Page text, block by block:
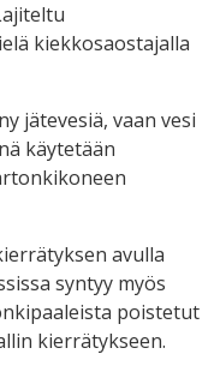
kiekkosaostajalla
jätevesiä, vaan vesi
käytetään
avulla
syntyy myös
poistetut
kierrätykseen.